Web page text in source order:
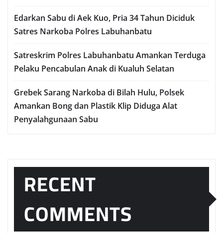
Edarkan Sabu di Aek Kuo, Pria 34 Tahun Diciduk
Satres Narkoba Polres Labuhanbatu
Satreskrim Polres Labuhanbatu Amankan Terduga
Pelaku Pencabulan Anak di Kualuh Selatan
Grebek Sarang Narkoba di Bilah Hulu, Polsek
Amankan Bong dan Plastik Klip Diduga Alat
Penyalahgunaan Sabu
RECENT
COMMENTS